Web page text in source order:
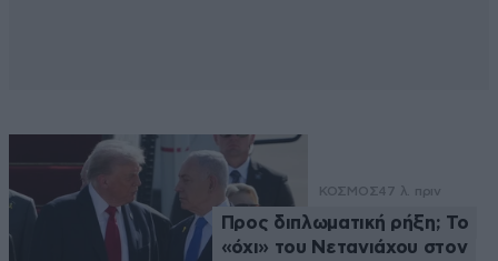
ΚΟΣΜΟΣ47 λ. πριν
Προς διπλωματική ρήξη; Το
«όχι» του Νετανιάχου στον